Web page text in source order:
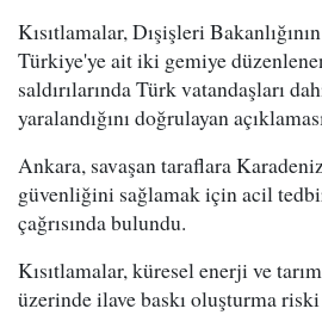
Kısıtlamalar, Dışişleri
Türkiye'ye ait iki gemiye
saldırılarında Türk vatandaşları
yaralandığını doğrulayan
Ankara, savaşan taraflara
güvenliğini sağlamak için acil
çağrısında bulundu.
Kısıtlamalar, küresel enerji ve
üzerinde ilave baskı oluşturma riski